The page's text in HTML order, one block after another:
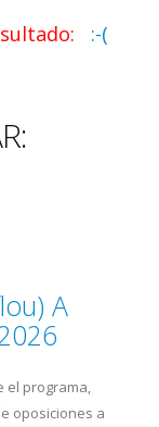
:-(
A
programa,
oposiciones a